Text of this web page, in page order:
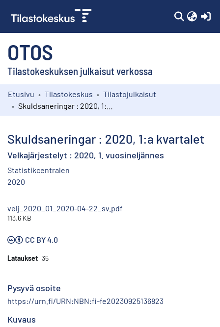
OTOS
Tilastokeskuksen julkaisut verkossa
Kokoelmat
Etusivu Tilastokeskus
Tilastojulkaisut
Skuldsaneringar : 2020, 1:a kvartalet
Velkajärjestelyt : 2020, 1. vuosineljännes
Statistikcentralen
2020
velj_2020_01_2020-04-22_sv.pdf
113.6 KB
CC BY 4.0
Lataukset 35
Pysyvä osoite
https://urn.fi/URN:NBN:fi-fe20230925136823
Kuvaus